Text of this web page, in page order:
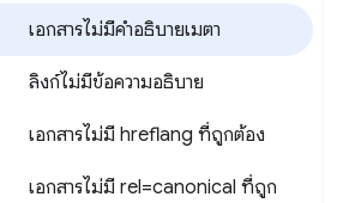
เอกสารไม่มีคำอธิบายเมตา
ลิงก์ไม่มีข้อความอธิบาย
เอกสารไม่มี hreflang ที่ถูกต้อง
เอกสารไม่มี rel=canonical ที่ถูก